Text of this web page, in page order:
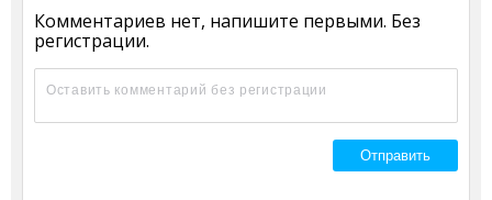
Комментариев нет, напишите первыми. Без
регистрации.